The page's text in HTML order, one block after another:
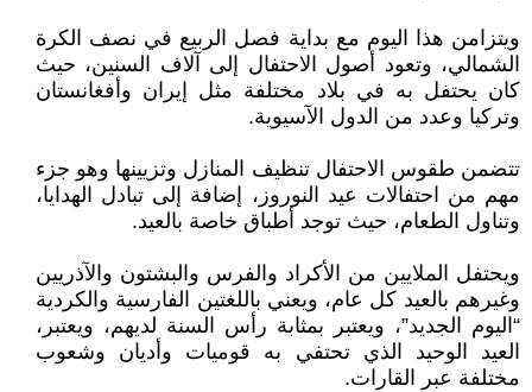
ويتزامن هذا اليوم مع بداية فصل الربيع في نصف الكرة
الشمالي، وتعود أصول الاحتفال إلى آلاف السنين، حيث
كان يحتفل به في بلاد مختلفة مثل إيران وأفغانستان
وتركيا وعدد من الدول الآسيوية.
تتضمن طقوس الاحتفال تنظيف المنازل وتزيينها وهو جزء
مهم من احتفالات عيد النوروز، إضافة إلى تبادل الهدايا،
وتناول الطعام، حيث توجد أطباق خاصة بالعيد.
ويحتفل الملايين من الأكراد والفرس والبشتون والآذريين
وغيرهم بالعيد كل عام، ويعني باللغتين الفارسية والكردية
“اليوم الجديد”، ويعتبر بمثابة رأس السنة لديهم، ويعتبر،
العيد الوحيد الذي تحتفي به قوميات وأديان وشعوب
مختلفة عبر القارات.